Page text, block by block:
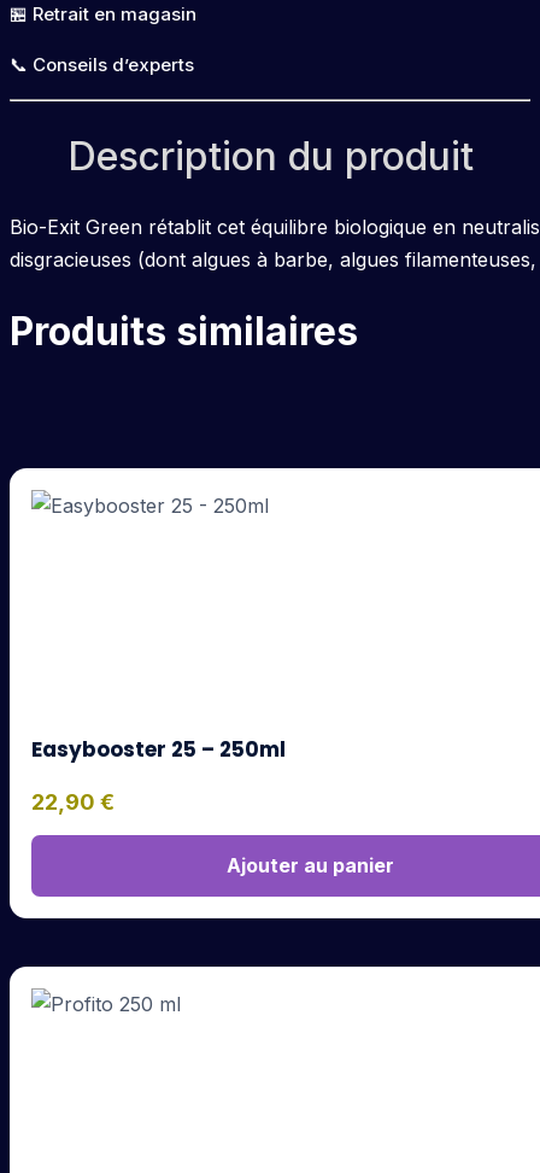
🏪 Retrait en magasin
📞 Conseils d’experts
Description du produit
Bio-Exit Green rétablit cet équilibre biologique en
disgracieuses (dont algues à barbe, algues
Produits similaires
Easybooster 25 – 250ml
22,90 €
Ajouter au panier